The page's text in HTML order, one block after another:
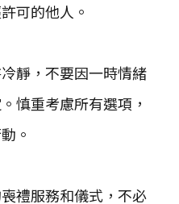
可的他人。
靜，不要因一時情緒
慎重考慮所有選項，
。
禮服務和儀式，不必